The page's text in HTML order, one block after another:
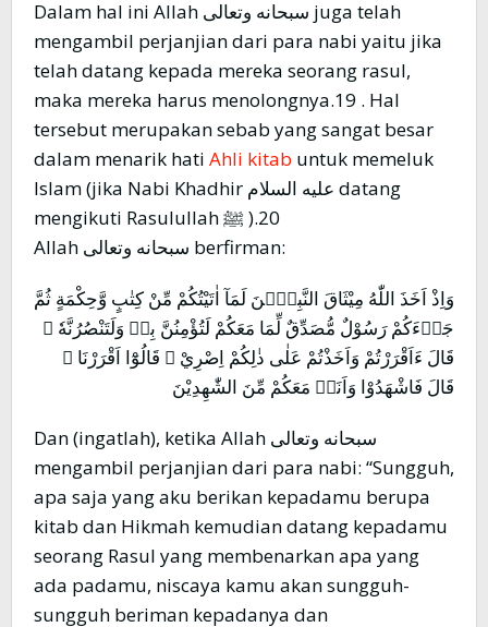
Dalam hal ini Allah سبحانه وتعالى juga telah
mengambil perjanjian dari para nabi yaitu jika
telah datang kepada mereka seorang rasul,
maka mereka harus menolongnya.19 . Hal
tersebut merupakan sebab yang sangat besar
dalam menarik hati Ahli kitab untuk memeluk
Islam (jika Nabi Khadhir عليه السلام datang
mengikuti Rasulullah ﷺ ).20
Allah سبحانه وتعالى berfirman:
وَاِذْ اَخَذَ اللّٰهُ مِيْثَاقَ النَّبِيّٖنَ لَمَآ اٰتَيْتُكُمْ مِّنْ كِتٰبٍ وَّحِكْمَةٍ ثُمَّ
جَاۤءَكُمْ رَسُوْلٌ مُّصَدِّقٌ لِّمَا مَعَكُمْ لَتُؤْمِنُنَّ بِهٖ وَلَتَنْصُرُنَّهٗ ۗ
قَالَ ءَاَقْرَرْتُمْ وَاَخَذْتُمْ عَلٰى ذٰلِكُمْ اِصْرِيْ ۗ قَالُوْٓا اَقْرَرْنَا ۗ
قَالَ فَاشْهَدُوْا وَاَنَا۠ مَعَكُمْ مِّنَ الشّٰهِدِيْنَ
Dan (ingatlah), ketika Allah سبحانه وتعالى
mengambil perjanjian dari para nabi: “Sungguh,
apa saja yang aku berikan kepadamu berupa
kitab dan Hikmah kemudian datang kepadamu
seorang Rasul yang membenarkan apa yang
ada padamu, niscaya kamu akan sungguh-
sungguh beriman kepadanya dan